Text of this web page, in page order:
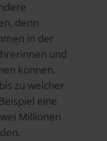
denn
in der
und
können.
zu welcher
eine
Millionen